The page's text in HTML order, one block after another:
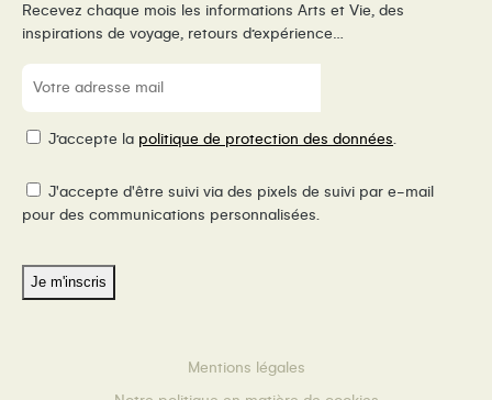
Recevez chaque mois les informations Arts et Vie, des
inspirations de voyage, retours d’expérience…
E-
mail
RGPDJ’accepte la politique de protection des données.
Pixel
de
J'accepte d'être suivi via des pixels de suivi par e-mail
pour des communications personnalisées.
Mentions légales